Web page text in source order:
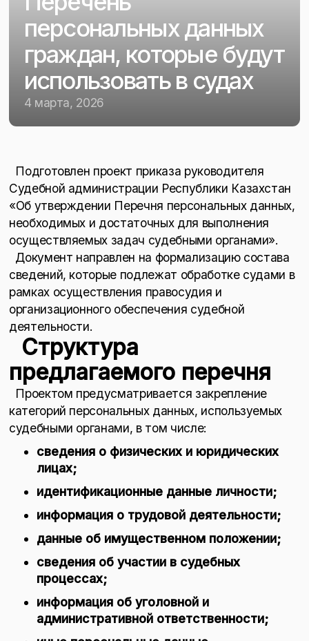
персональных данных
граждан, которые будут
использовать в судах
4 марта, 2026
Подготовлен проект приказа руководителя
Судебной администрации Республики Казахстан
«Об утверждении Перечня персональных данных,
необходимых и достаточных для выполнения
осуществляемых задач судебными органами».
Документ направлен на формализацию состава
сведений, которые подлежат обработке судами в
рамках осуществления правосудия и
организационного обеспечения судебной
деятельности.
Структура
предлагаемого перечня
Проектом предусматривается закрепление
категорий персональных данных, используемых
судебными органами, в том числе:
сведения о физических и юридических
лицах;
идентификационные данные личности;
информация о трудовой деятельности;
данные об имущественном положении;
сведения об участии в судебных
процессах;
информация об уголовной и
административной ответственности;